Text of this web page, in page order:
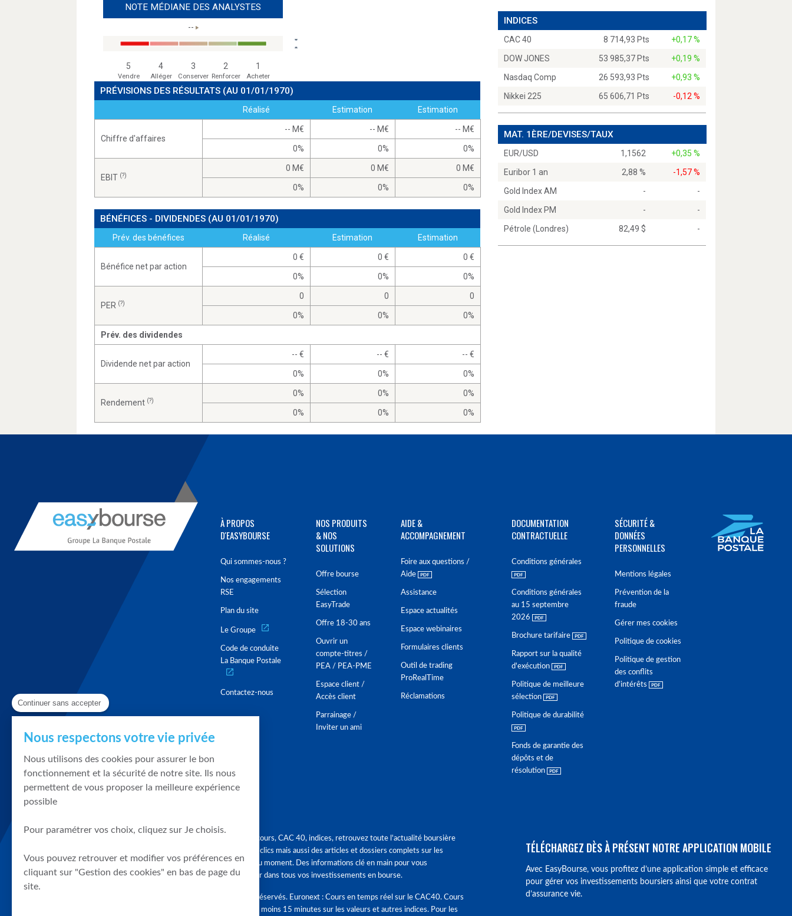
NOTE MÉDIANE DES ANALYSTES
--
5 4 3 2 1
Vendre Alléger Conserver Renforcer Acheter
PRÉVISIONS DES RÉSULTATS (AU 01/01/1970)
Réalisé Estimation Estimation
Chiffre d'affaires
-- M -- M -- M
0% 0% 0%
EBIT (?)
0 M 0 M 0 M
0% 0% 0%
BÉNÉFICES - DIVIDENDES (AU 01/01/1970)
Prév. des bénéfices Réalisé Estimation Estimation
Bénéfice net par action
0 0 0
0% 0% 0%
PER (?)
0 0 0
0% 0% 0%
Prév. des dividendes
Dividende net par action
-- -- --
0% 0% 0%
Rendement (?)
0% 0% 0%
0% 0% 0%
INDICES
CAC 40 8 714,93 Pts
+0,17 %
DOW JONES
53 985,37 Pts
+0,19 %
Nasdaq Comp
26 593,93 Pts
+0,93 %
Nikkei 225
65 606,71 Pts -0,12 %
MAT. 1ÈRE/DEVISES/TAUX
EUR/USD 1,1562
+0,35 %
Euribor 1 an
2,88 %
-1,57 %
Gold Index AM
-
-
Gold Index PM
-
-
Pétrole (Londres)
82,49 $ -
À PROPOS
D'EASYBOURSE
Qui sommes-nous ?
Nos engagements
RSE
Plan du site
Le Groupe
Code de conduite
La Banque Postale
Contactez-nous
NOS PRODUITS
& NOS
SOLUTIONS
Offre bourse
Sélection
EasyTrade
Offre 18-30 ans
Ouvrir un
compte-titres /
PEA / PEA-PME
Espace client /
Accès client
Parrainage /
Inviter un ami
AIDE &
ACCOMPAGNEMENT
Foire aux questions /
Aide
Assistance
Espace actualités
Espace webinaires
Formulaires clients
Outil de trading
ProRealTime
Réclamations
DOCUMENTATION
CONTRACTUELLE
Conditions générales
Conditions générales
au 15 septembre
2026
Brochure tarifaire
Rapport sur la qualité
d'exécution
Politique de meilleure
sélection
Politique de durabilité
Fonds de garantie des
dépôts et de
résolution
SÉCURITÉ &
DONNÉES
PERSONNELLES
Mentions légales
Prévention de la
fraude
Gérer mes cookies
Politique de cookies
Politique de gestion
des conflits
d'intérêts
Graphique, cours, CAC 40, indices, retrouvez toute l'actualité boursière
en quelques clics mais aussi des articles et dossiers complets sur les
tendances du moment. Des informations clé en main pour vous
accompagner dans tous vos investissements en bourse.
Tous droits réservés. Euronext : Cours en temps réel sur le CAC40. Cours
différés d'au moins 15 minutes sur les valeurs et autres indices. Pour les
TÉLÉCHARGEZ DÈS À PRÉSENT NOTRE APPLICATION MOBILE
Avec EasyBourse, vous profitez d’une application simple et efficace
pour gérer vos investissements boursiers ainsi que votre contrat
d’assurance vie.
Continuer sans accepter
Nous respectons votre vie privée
Nous utilisons des cookies pour assurer le bon
fonctionnement et la sécurité de notre site. Ils nous
permettent de vous proposer la meilleure expérience
possible
Pour paramétrer vos choix, cliquez sur Je choisis.
Vous pouvez retrouver et modifier vos préférences en
cliquant sur "Gestion des cookies" en bas de page du
site.